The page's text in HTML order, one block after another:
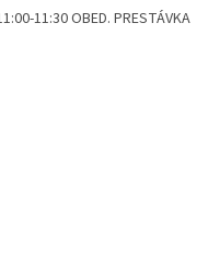
11:30 OBED. PRESTÁVKA